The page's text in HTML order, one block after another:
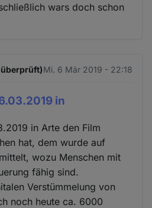
wars doch schon
Mi. 6 Mär 2019 - 22:18
in
in Arte den Film
hat, dem wurde auf
wozu Menschen mit
fähig sind.
Verstümmelung von
noch heute ca. 6000